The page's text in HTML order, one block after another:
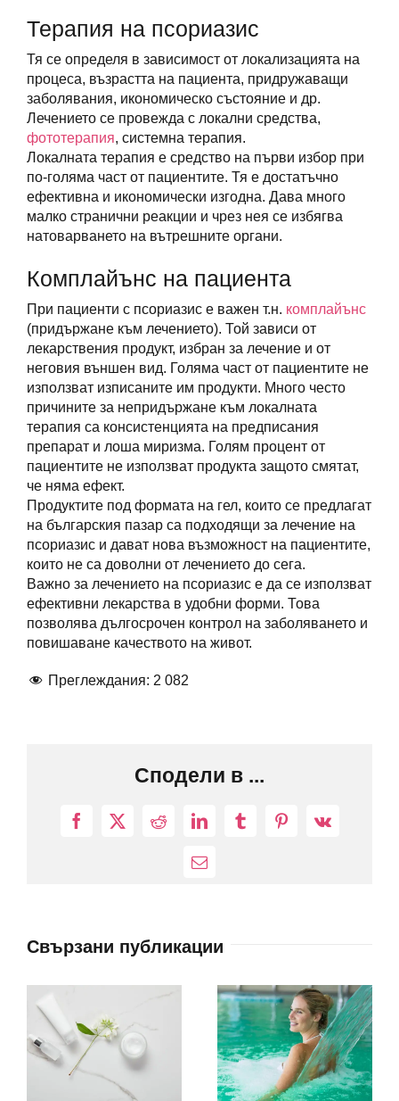
Терапия на псориазис
Тя се определя в зависимост от локализацията на
процеса, възрастта на пациента, придружаващи
заболявания, икономическо състояние и др.
Лечението се провежда с локални средства,
фототерапия, системна терапия.
Локалната терапия е средство на първи избор при
по-голяма част от пациентите. Тя е достатъчно
ефективна и икономически изгодна. Дава много
малко странични реакции и чрез нея се избягва
натоварването на вътрешните органи.
Комплайънс на пациента
При пациенти с псориазис е важен т.н. комплайънс
(придържане към лечението). Той зависи от
лекарствения продукт, избран за лечение и от
неговия външен вид. Голяма част от пациентите нe
използват изписаните им продукти. Много често
причините за непридържане към локалната
терапия са консистенцията на предписания
препарат и лоша миризма. Голям процент от
пациентите нe използват продукта защото смятат,
че няма ефект.
Продуктите под формата на гел, които се предлагат
на българския пазар са подходящи за лечение на
псориазис и дават нова възможност на пациентите,
които не са доволни от лечението до сега.
Важно за лечението на псориазис е да се използват
ефективни лекарства в удобни форми. Това
позволява дългосрочен контрол на заболяването и
повишаване качеството на живот.
Преглеждания: 2 082
Сподели в ...
Facebook
X RedditLinkedInTumblrPinterest
Vk
Електронна
Свързани публикации